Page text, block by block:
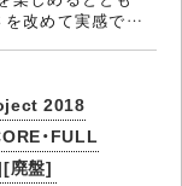
を改めて実感で…
2018
・FULL
廃盤]